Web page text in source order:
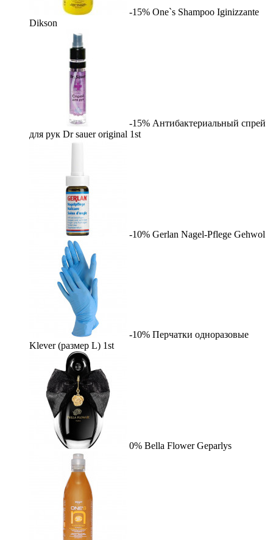
-15% One`s Shampoo Iginizzante
Dikson
-15% Антибактериальный спрей
для рук Dr sauer original 1st
-10% Gerlan Nagel-Pflege Gehwol
-10% Перчатки одноразовые
Klever (размер L) 1st
0% Bella Flower Geparlys